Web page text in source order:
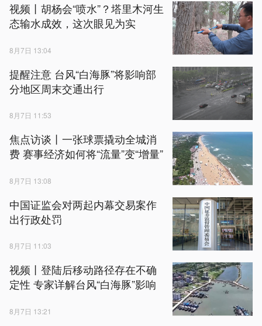
视频丨胡杨会“喷水”？塔里木河生
态输水成效，这次眼见为实
8月7日 13:04
提醒注意 台风“白海豚”将影响部
分地区周末交通出行
8月7日 11:53
焦点访谈丨一张球票撬动全城消
费 赛事经济如何将“流量”变“增量”
8月7日 13:08
中国证监会对两起内幕交易案作
出行政处罚
8月7日 11:03
视频丨登陆后移动路径存在不确
定性 专家详解台风“白海豚”影响
8月7日 13:21